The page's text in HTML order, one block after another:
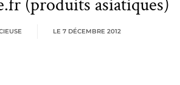
(produits asiatiques)
LE 7 DÉCEMBRE 2012